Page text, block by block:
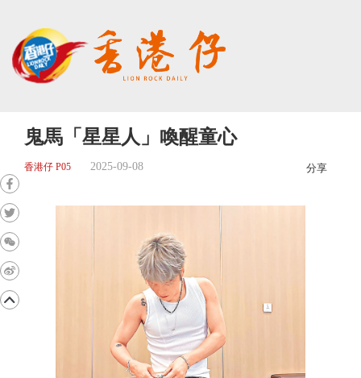
鬼馬「星星人」喚醒童心
香港仔 P05 2025-09-08 分享